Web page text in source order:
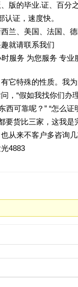
版的毕业.证、百分之
证，速度快。
兰、美国、法国、
就请联系我们
服务 为您服务 专业
它特殊的性质。我
，“假如我找你们办
西可靠呢？” “怎么证
要货比三家，这我是
从来不客户多咨询
4883